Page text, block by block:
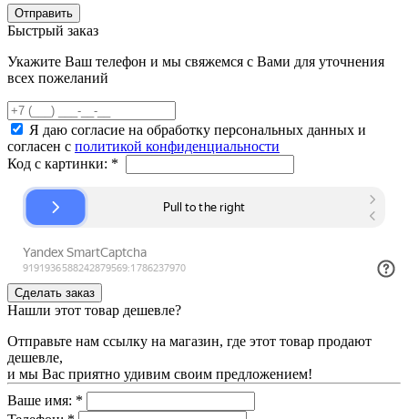
Быстрый заказ
Укажите Ваш телефон и мы свяжемся с Вами для уточнения
всех пожеланий
Я даю согласие на обработку персональных данных и
согласен с политикой конфиденциальности
Код с картинки: *
Нашли этот товар дешевле?
Отправьте нам ссылку на магазин, где этот товар продают
дешевле,
и мы Вас приятно удивим своим предложением!
Ваше имя: *